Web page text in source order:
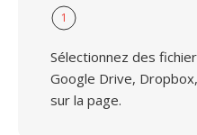
1
Sélectionnez des
Google Drive,
sur la page.